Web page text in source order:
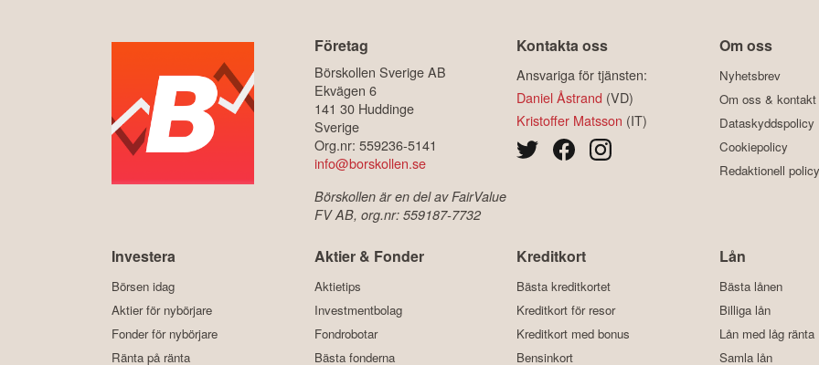
Företag
Börskollen Sverige AB
Ekvägen 6
141 30 Huddinge
Sverige
Org.nr: 559236-5141
info@borskollen.se
Börskollen är en del av FairValue
FV AB, org.nr: 559187-7732
Kontakta oss
Ansvariga för tjänsten:
Daniel Åstrand (VD)
Kristoffer Matsson (IT)
Om oss
Nyhetsbrev
Om oss & kontakt
Dataskyddspolicy
Cookiepolicy
Redaktionell policy
Investera
Börsen idag
Aktier för nybörjare
Fonder för nybörjare
Ränta på ränta
Aktier & Fonder
Aktietips
Investmentbolag
Fondrobotar
Bästa fonderna
Kreditkort
Bästa kreditkortet
Kreditkort för resor
Kreditkort med bonus
Bensinkort
Lån
Bästa lånen
Billiga lån
Lån med låg ränta
Samla lån